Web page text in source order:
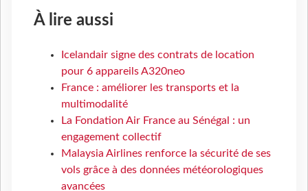
À lire aussi
Icelandair signe des contrats de location
pour 6 appareils A320neo
France : améliorer les transports et la
multimodalité
La Fondation Air France au Sénégal : un
engagement collectif
Malaysia Airlines renforce la sécurité de ses
vols grâce à des données météorologiques
avancées